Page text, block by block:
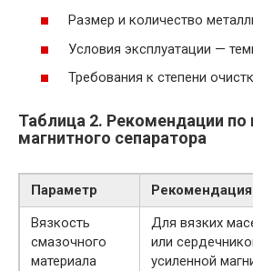
Размер и количество
Условия эксплуатации —
Требования к степени
Таблица 2. Рекомендации по
магнитного сепаратора
Параметр
Рекомендация
Вязкость
смазочного
материала
Для вязких
или
усиленной